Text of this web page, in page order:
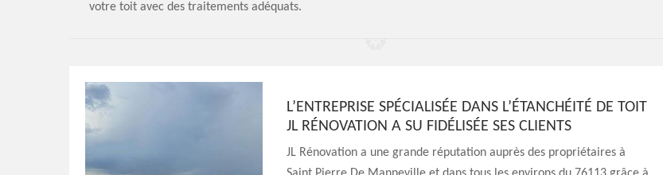
votre toit avec des traitements adéquats.
L’ENTREPRISE SPÉCIALISÉE DANS L’ÉTANCHÉITÉ DE TOIT
JL RÉNOVATION A SU FIDÉLISÉE SES CLIENTS
JL Rénovation a une grande réputation auprès des propriétaires à